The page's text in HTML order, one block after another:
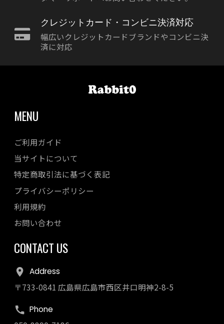
クレジットカード・コンビニ決済対応
幅広いクレジットカードブランドやコンビニ決
済に対応
MENU
ご利用ガイド
当サイトについて
特定商取引法に基づく表記
プライバシーポリシー
利用規約
お問い合わせ
CONTACT US
Address
〒733-0841 広島県広島市西区井口明神2-8-5
Phone